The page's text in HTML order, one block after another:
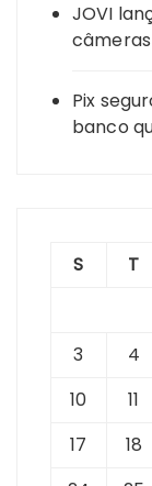
JOVI
câmeras
Pix
banco
S T
3
4
10
11
17
18